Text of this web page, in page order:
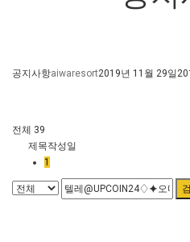
공지사항aiwaresort2019년 11월 29일
전체 39
제목작성일
1